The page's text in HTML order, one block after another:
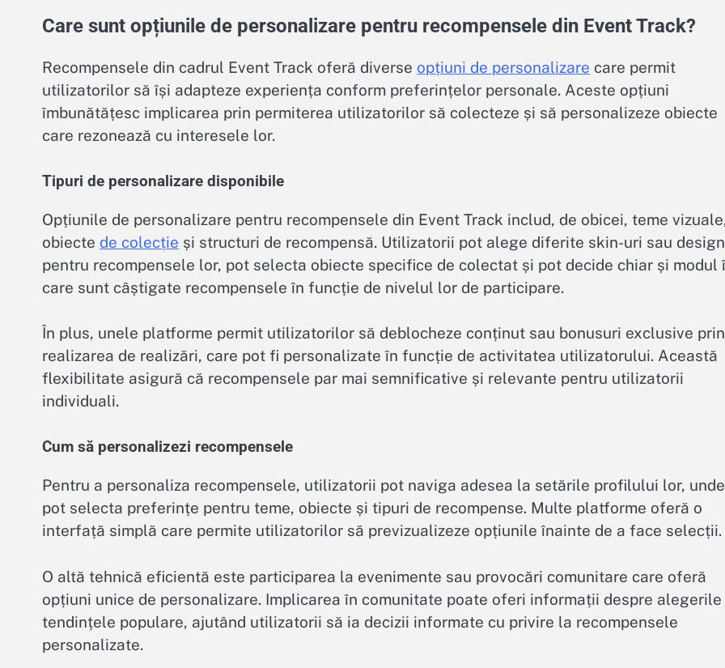
Care sunt opțiunile de personalizare pentru recompensele din Event Track?
Recompensele din cadrul Event Track oferă diverse opțiuni de personalizare care permit
utilizatorilor să își adapteze experiența conform preferințelor personale. Aceste opțiuni
îmbunătățesc implicarea prin permiterea utilizatorilor să colecteze și să personalizeze obiecte
care rezonează cu interesele lor.
Tipuri de personalizare disponibile
Opțiunile de personalizare pentru recompensele din Event Track includ, de obicei, teme
obiecte de colecție și structuri de recompensă. Utilizatorii pot alege diferite skin-uri sau
pentru recompensele lor, pot selecta obiecte specifice de colectat și pot decide chiar și modul
care sunt câștigate recompensele în funcție de nivelul lor de participare.
În plus, unele platforme permit utilizatorilor să deblocheze conținut sau bonusuri exclusive prin
realizarea de realizări, care pot fi personalizate în funcție de activitatea utilizatorului. Această
flexibilitate asigură că recompensele par mai semnificative și relevante pentru utilizatorii
individuali.
Cum să personalizezi recompensele
Pentru a personaliza recompensele, utilizatorii pot naviga adesea la setările profilului lor, unde
pot selecta preferințe pentru teme, obiecte și tipuri de recompense. Multe platforme oferă o
interfață simplă care permite utilizatorilor să previzualizeze opțiunile înainte de a face selecții.
O altă tehnică eficientă este participarea la evenimente sau provocări comunitare care oferă
opțiuni unice de personalizare. Implicarea în comunitate poate oferi informații despre alegerile
tendințele populare, ajutând utilizatorii să ia decizii informate cu privire la recompensele
personalizate.